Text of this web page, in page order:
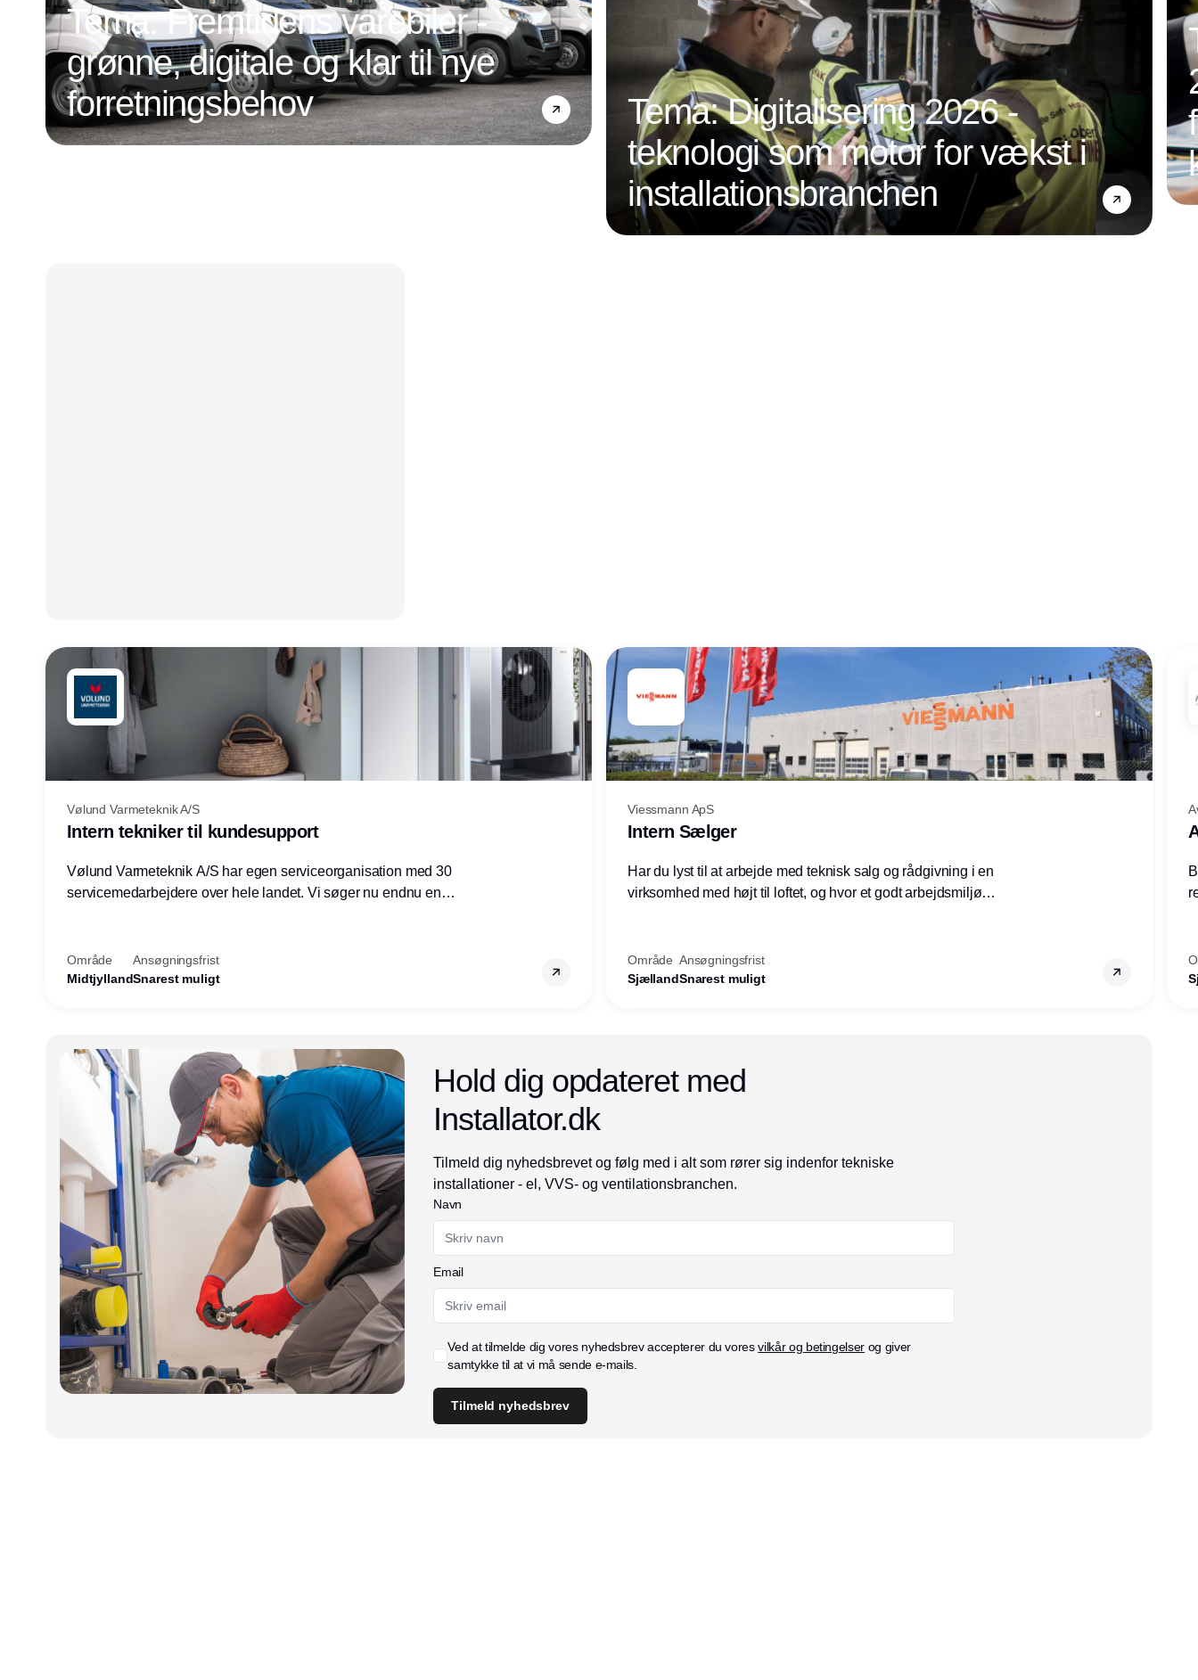
Tema: Fremtidens varebiler -
grønne, digitale og klar til nye
forretningsbehov
Tema: Digitalisering 2026 -
teknologi som motor for vækst i
installationsbranchen
Vølund Varmeteknik A/S
Intern tekniker til kundesupport
Vølund Varmeteknik A/S har egen serviceorganisation med 30
servicemedarbejdere over hele landet. Vi søger nu endnu en
Område
Midtjylland
Ansøgningsfrist
Snarest muligt
Viessmann ApS
Intern Sælger
Har du lyst til at arbejde med teknisk salg og rådgivning i en
virksomhed med højt til loftet, og hvor et godt arbejdsmiljø
Område
Sjælland
Ansøgningsfrist
Snarest muligt
Hold dig opdateret med
Installator.dk
Tilmeld dig nyhedsbrevet og følg med i alt som rører sig indenfor tekniske
installationer - el, VVS- og ventilationsbranchen.
Navn
Email
Ved at tilmelde dig vores nyhedsbrev accepterer du voresvilkår og betingelser og giver
samtykke til at vi må sende e-mails.
Tilmeld nyhedsbrev